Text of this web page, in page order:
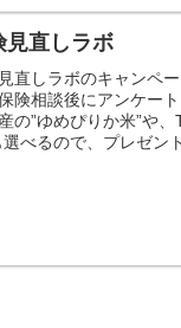
見直しラボ
直しラボのキャンペ
険相談後にアンケー
の”ゆめぴりか米”や
選べるので、プレゼン